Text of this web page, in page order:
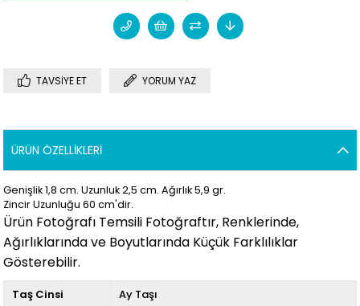
TAVSIYE ET YORUM YAZ
ÜRÜN ÖZELLIKLERI
Genişlik 1,8 cm. Uzunluk 2,5 cm. Ağırlık 5,9 gr.
Zincir Uzunluğu 60 cm'dir.
Ürün Fotoğrafı Temsili Fotoğraftır, Renklerinde,
Ağırlıklarında ve Boyutlarında Küçük Farklılıklar
Gösterebilir.
Taş Cinsi Ay Taşı